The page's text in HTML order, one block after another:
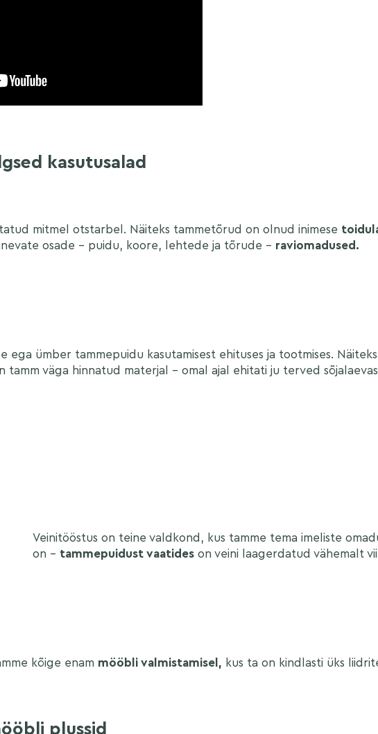
kasutusalad
mitmel otstarbel. Näiteks tammetõrud on olnud inimese
osade – puidu, koore, lehtede ja tõrude – raviomadused.
ega ümber tammepuidu kasutamisest ehituses ja tootmises.
tamm väga hinnatud materjal – omal ajal ehitati ju terved
Veinitööstus on teine valdkond, kus tamme tema imeliste
on – tammepuidust vaatideson veini laagerdatud vähemalt
kõige enam mööbli valmistamisel, kus ta on kindlasti üks
plussid